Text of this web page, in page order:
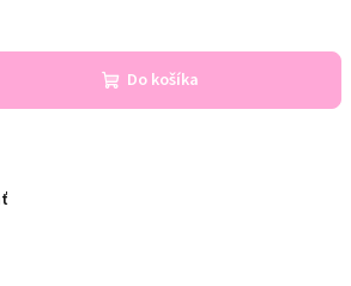
Do košíka